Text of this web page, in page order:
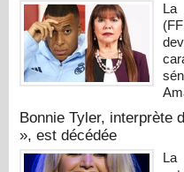
La
Bonnie Tyler, interprète
», est décédée
La